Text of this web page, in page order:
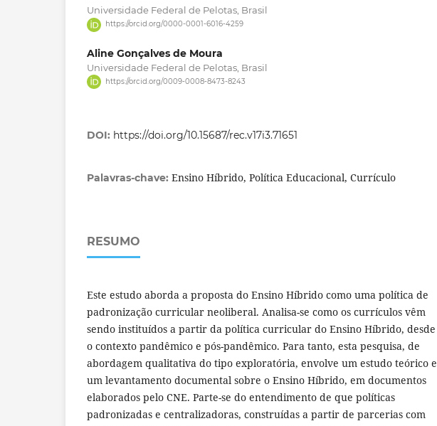
Universidade Federal de Pelotas, Brasil
https://orcid.org/0000-0001-6016-4259
Aline Gonçalves de Moura
Universidade Federal de Pelotas, Brasil
https://orcid.org/0009-0008-8473-8243
DOI: https://doi.org/10.15687/rec.v17i3.71651
Palavras-chave: Ensino Híbrido, Política Educacional, Currículo
RESUMO
Este estudo aborda a proposta do Ensino Híbrido como uma política de
padronização curricular neoliberal. Analisa-se como os currículos vêm
sendo instituídos a partir da política curricular do Ensino Híbrido, desde
o contexto pandêmico e pós-pandêmico. Para tanto, esta pesquisa, de
abordagem qualitativa do tipo exploratória, envolve um estudo teórico e
um levantamento documental sobre o Ensino Híbrido, em documentos
elaborados pelo CNE. Parte-se do entendimento de que políticas
padronizadas e centralizadoras, construídas a partir de parcerias com